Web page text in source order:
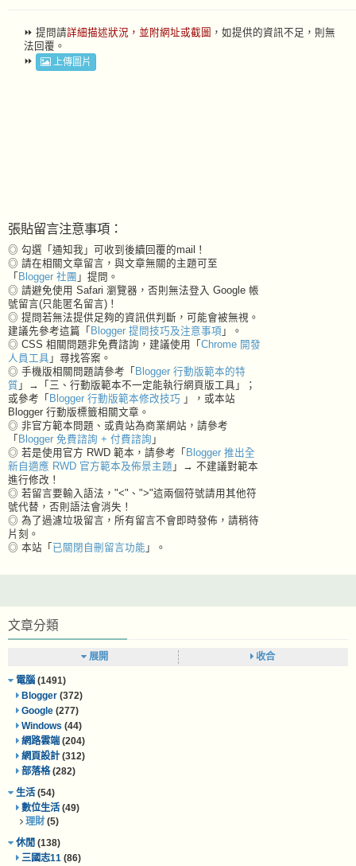
⏩ 提問請詳細描述狀況，並附網址或截圖 ，如提供的資訊不足，則無
法回覆。
⏩
上傳圖片
張貼留言注意事項：
◎ 勾選「通知我」可收到後續回覆的mail！
◎ 請在相關文章留言，與文章無關的主題可至
「 Blogger 社團 」提問。
◎ 請避免使用 Safari 瀏覽器，否則無法登入 Google 帳
號留言(只能匿名留言)！
◎ 提問若無法提供足夠的資訊供判斷，可能會被無視。
建議先參考這篇「 Blogger 提問技巧及注意事項 」。
◎ CSS 相關問題非免費諮詢，建議使用「 Chrome 開發
人員工具 」尋找答案。
◎ 手機版相關問題請參考「 Blogger 行動版範本的特
質 」→「三、行動版範本不一定能執行網頁版工具」；
或參考「 Blogger 行動版範本修改技巧 」，或本站
Blogger 行動版標籤相關文章。
◎ 非官方範本問題、或貴站為商業網站，請參考
「 Blogger 免費諮詢 + 付費諮詢 」
◎ 若是使用官方 RWD 範本，請參考「 Blogger 推出全
新自適應 RWD 官方範本及佈景主題 」→ 不建議對範本
進行修改！
◎ 若留言要輸入語法，"<"、">"這兩個符號請用其他符
號代替，否則語法會消失！
◎ 為了過濾垃圾留言，所有留言不會即時發佈，請稍待
片刻。
◎ 本站「 已關閉自刪留言功能 」。
文章分類
展開 收合
電腦 (1491)
Blogger (372)
Google (277)
Windows (44)
網路雲端(204)
網頁設計(312)
部落格(282)
生活(54)
數位生活(49)
理財(5)
休閒 (138)
三國志11 (86)